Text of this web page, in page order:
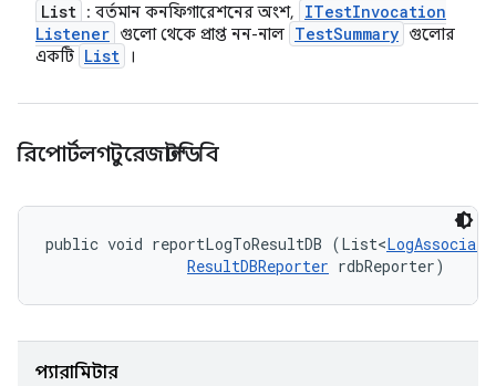
List : বর্তমান কনফিগারেশনের অংশ, ITestInvocation
Listener গুলো থেকে প্রাপ্ত নন-নাল TestSummary গুলোর
একটি List ।
রিপোর্টলগটুরেজাল্টডিবি
public void reportLogToResultDB (List<
ResultDBReporter rdbReporter)
প্যারামিটার